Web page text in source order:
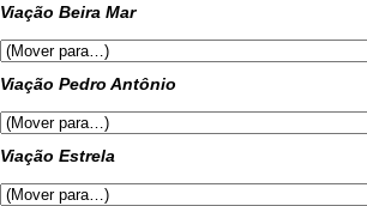
Viação Beira Mar
Viação Pedro Antônio
Viação Estrela